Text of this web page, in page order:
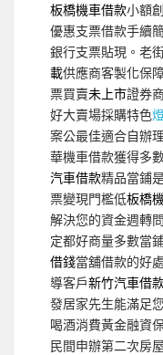
板橋機車借款小額
優惠支票借款手續
銀行支票貼現。老
載供應商客製化保
票買賣未上市證券
好大賣場採購特色
案公最佳適合自辦
華機車借款獲得多
汽車借款精品當鋪
票變現門檻低板橋
解決您的資金週轉
定都好商量多數當
借錢當舖借款的好
導客戶新竹汽車借
發居家先生能滿足
喝酒消費黃金融資
民間申辦第二次房